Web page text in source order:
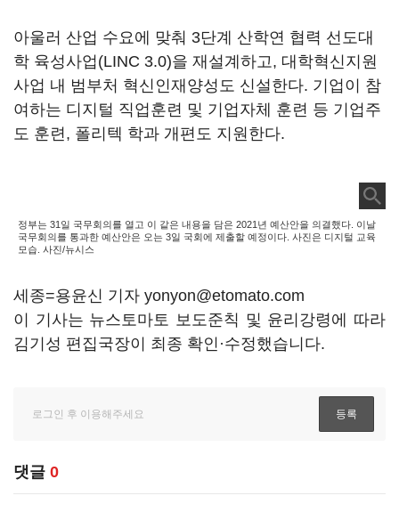
아울러 산업 수요에 맞춰 3단계 산학연 협력 선도대
학 육성사업(LINC 3.0)을 재설계하고, 대학혁신지원
사업 내 범부처 혁신인재양성도 신설한다. 기업이 참
여하는 디지털 직업훈련 및 기업자체 훈련 등 기업주
도 훈련, 폴리텍 학과 개편도 지원한다.
정부는 31일 국무회의를 열고 이 같은 내용을 담은 2021년 예산안을 의결했다. 이날
국무회의를 통과한 예산안은 오는 3일 국회에 제출할 예정이다. 사진은 디지털 교육
모습. 사진/뉴시스
세종=용윤신 기자 yonyon@etomato.com
이 기사는 뉴스토마토 보도준칙 및 윤리강령에 따라
김기성 편집국장이 최종 확인·수정했습니다.
댓글 0